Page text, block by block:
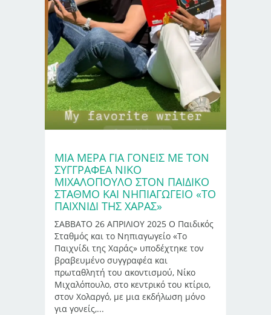
ΜΙΑ ΜΈΡΑ ΓΙΑ ΓΟΝΕΊΣ ΜΕ ΤΟΝ
ΣΥΓΓΡΑΦΈΑ ΝΊΚΟ
ΜΙΧΑΛΌΠΟΥΛΟ ΣΤΟΝ ΠΑΙΔΙΚΌ
ΣΤΑΘΜΌ ΚΑΙ ΝΗΠΙΑΓΩΓΕΊΟ «ΤΟ
ΠΑΙΧΝΊΔΙ ΤΗΣ ΧΑΡΆΣ»
ΣΑΒΒΑΤΟ 26 ΑΠΡΙΛΙΟΥ 2025 Ο Παιδικός
Σταθμός και το Νηπιαγωγείο «Το
Παιχνίδι της Χαράς» υποδέχτηκε τον
βραβευμένο συγγραφέα και
πρωταθλητή του ακοντισμού, Νίκο
Μιχαλόπουλο, στο κεντρικό του κτίριο,
στον Χολαργό, με μια εκδήλωση μόνο
για γονείς,...